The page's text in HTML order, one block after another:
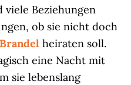
viele Beziehungen
ob sie nicht doch
heiraten soll.
eine Nacht mit
sie lebenslang